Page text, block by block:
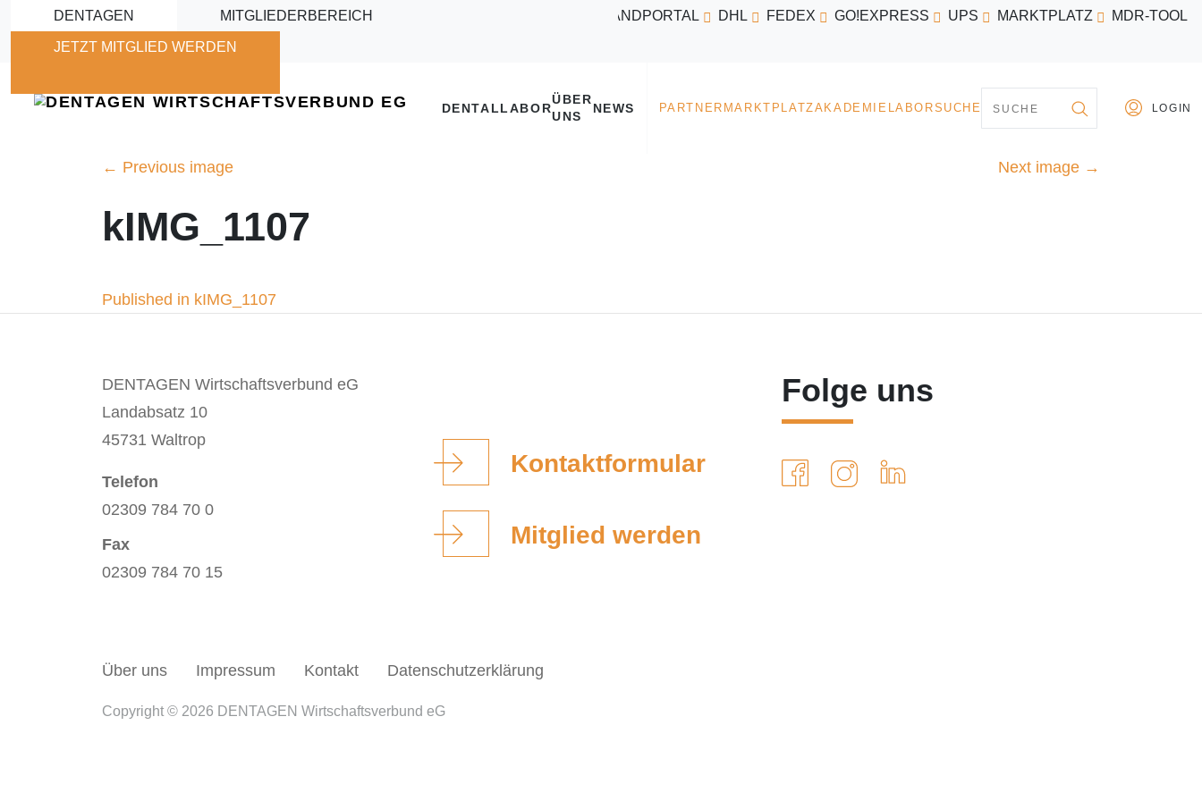
Skip to main content
DENTAGEN MITGLIEDERBEREICH
JETZT MITGLIED WERDEN
VERSANDPORTAL DHL FEDEX GO!EXPRESS UPS MARKTPLATZ MDR-TOOL
← Previous image Next image →
kIMG_1107
Beitragsnavigation
Published in kIMG_1107
DENTAGEN Wirtschaftsverbund eG
Landabsatz 10
45731 Waltrop
Telefon
02309 784 70 0
Fax
02309 784 70 15
Kontaktformular
Mitglied werden
Folge uns
Über uns Impressum Kontakt Datenschutzerklärung
Copyright © 2026 DENTAGEN Wirtschaftsverbund eG